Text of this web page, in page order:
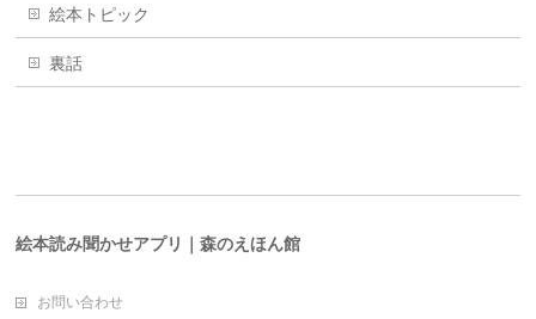
絵本トピック
裏話
絵本読み聞かせアプリ｜森のえほん館
お問い合わせ